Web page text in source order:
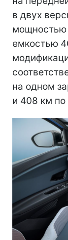
в двух
мощностью
емкостью
на одном
и 408 км по